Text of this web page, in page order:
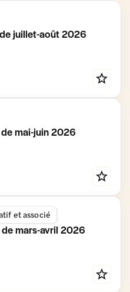
de juillet-août 2026
de mai-juin 2026
et associé
de mars-avril 2026